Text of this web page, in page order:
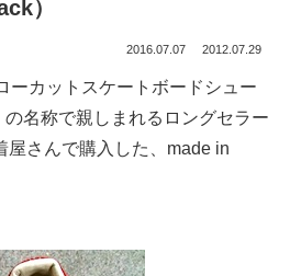
）
2016.07.07 2012.07.29
ーカットスケートボードシュー
名称で親しまれるロングセラー
屋さんで購入した、made in